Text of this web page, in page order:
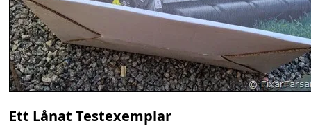
Ett Lånat Testexemplar